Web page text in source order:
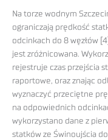
Na torze wodnym
ograniczają prędkość
odcinkach do 8 węzłów
jest zróżnicowana.
rejestruje czas przejścia
raportowe, oraz znając
wyznaczyć przeciętne
na odpowiednich
wykorzystano dane z
statków ze Świnoujścia